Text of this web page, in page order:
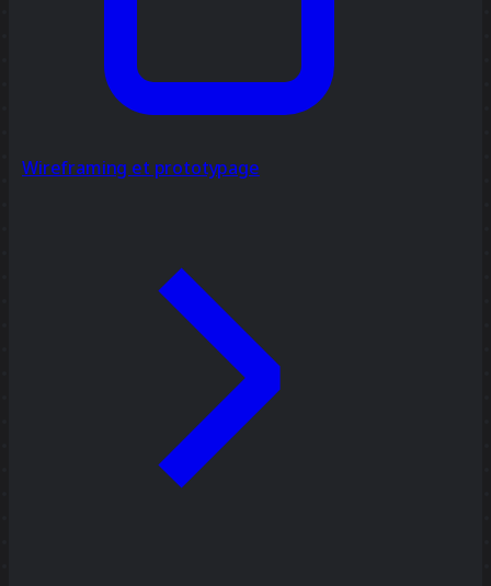
Wireframing et prototypage